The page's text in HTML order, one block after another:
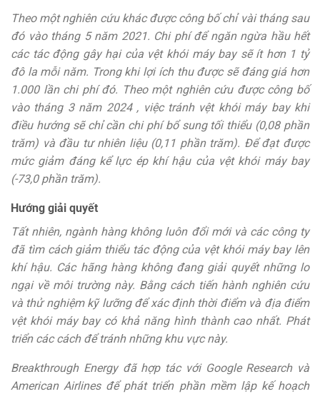
Theo một nghiên cứu khác được công bố chỉ vài tháng sau
đó vào tháng 5 năm 2021. Chi phí để ngăn ngừa hầu hết
các tác động gây hại của vệt khói máy bay sẽ ít hơn 1 tỷ
đô la mỗi năm. Trong khi lợi ích thu được sẽ đáng giá hơn
1.000 lần chi phí đó. Theo một nghiên cứu được công bố
vào tháng 3 năm 2024 , việc tránh vệt khói máy bay khi
điều hướng sẽ chỉ cần chi phí bổ sung tối thiểu (0,08 phần
trăm) và đầu tư nhiên liệu (0,11 phần trăm). Để đạt được
mức giảm đáng kể lực ép khí hậu của vệt khói máy bay
(-73,0 phần trăm).
Hướng giải quyết
Tất nhiên, ngành hàng không luôn đổi mới và các công ty
đã tìm cách giảm thiểu tác động của vệt khói máy bay lên
khí hậu. Các hãng hàng không đang giải quyết những lo
ngại về môi trường này. Bằng cách tiến hành nghiên cứu
và thử nghiệm kỹ lưỡng để xác định thời điểm và địa điểm
vệt khói máy bay có khả năng hình thành cao nhất. Phát
triển các cách để tránh những khu vực này.
Breakthrough Energy đã hợp tác với Google Research và
American Airlines để phát triển phần mềm lập kế hoạch